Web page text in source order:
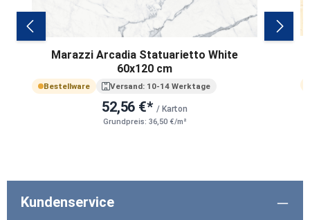
Marazzi Arcadia Statuarietto White
60x120 cm
Bestellware Versand: 10-14 Werktage
52,56 €* / Karton
Grundpreis: 36,50 €/m²
Kundenservice